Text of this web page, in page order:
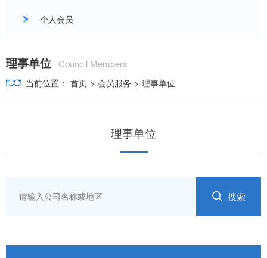
个人会员
理事单位 Council Members
当前位置： 首页 > 会员服务 > 理事单位
理事单位
搜索